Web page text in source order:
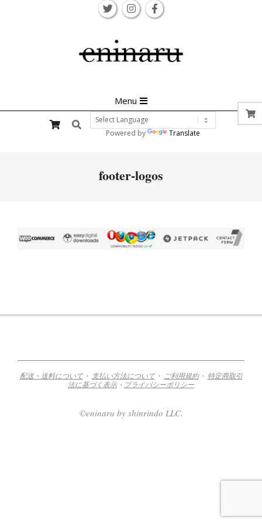
Navigation
Menu
Search
Powered by
Translate
footer-logos
09-
配送・送料について・ 支払い方法について・ ご利用規約・ 特定商取引
法に基づく表示・ プライバシーポリシー
©eninaru by shinrindo LLC.